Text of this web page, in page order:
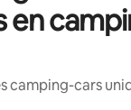
en
camping-cars